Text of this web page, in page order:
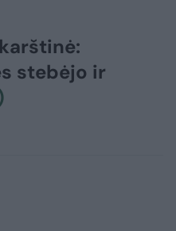
stebėjo ir